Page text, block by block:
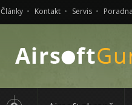
Články Kontakt Servis Poradna